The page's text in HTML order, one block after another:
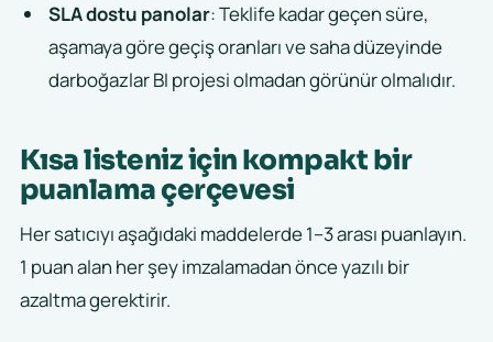
SLA dostu panolar: Teklife kadar geçen süre,
aşamaya göre geçiş oranları ve saha düzeyinde
darboğazlar BI projesi olmadan görünür olmalıdır.
Kısa listeniz için kompakt bir
puanlama çerçevesi
Her satıcıyı aşağıdaki maddelerde 1–3 arası puanlayın.
1 puan alan her şey imzalamadan önce yazılı bir
azaltma gerektirir.